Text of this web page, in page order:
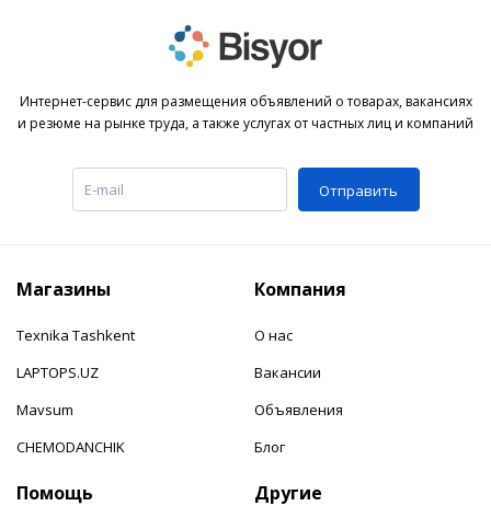
Интернет-сервис для размещения объявлений о товарах, вакансиях
и резюме на рынке труда, а также услугах от частных лиц и компаний
Отправить
Магазины
Texnika Tashkent
LAPTOPS.UZ
Mavsum
CHEMODANCHIK
Компания
О нас
Вакансии
Объявления
Блог
Помощь Другие